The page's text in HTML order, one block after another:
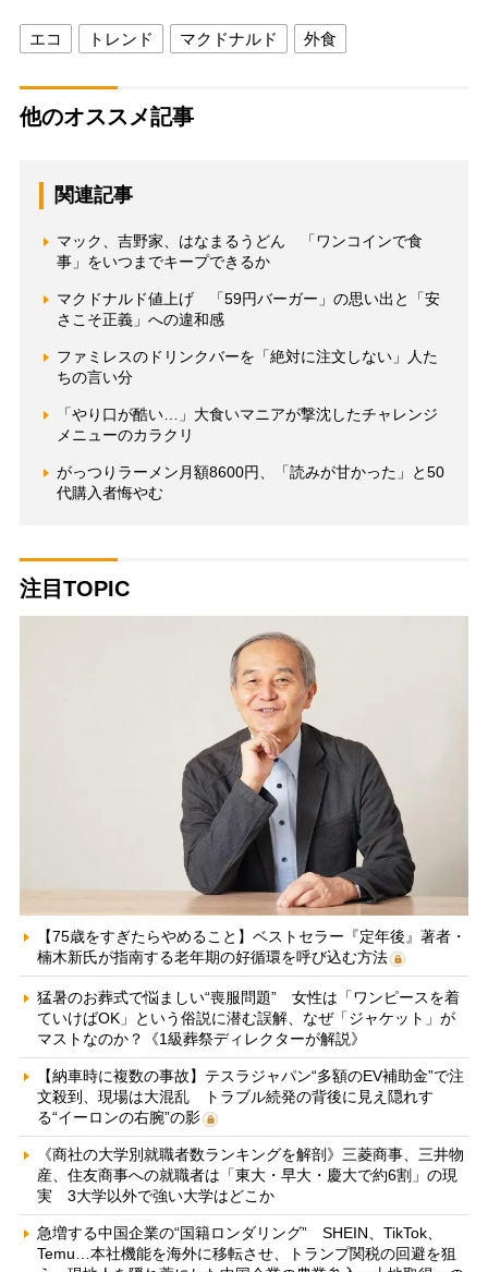
エコ トレンド マクドナルド 外食
他のオススメ記事
関連記事
マック、吉野家、はなまるうどん 「ワンコインで食
事」をいつまでキープできるか
マクドナルド値上げ 「59円バーガー」の思い出と「安
さこそ正義」への違和感
ファミレスのドリンクバーを「絶対に注文しない」人た
ちの言い分
「やり口が酷い…」大食いマニアが撃沈したチャレンジ
メニューのカラクリ
がっつりラーメン月額8600円、「読みが甘かった」と50
代購入者悔やむ
注目TOPIC
【75歳をすぎたらやめること】ベストセラー『定年後』著者・
楠木新氏が指南する老年期の好循環を呼び込む方法
猛暑のお葬式で悩ましい“喪服問題” 女性は「ワンピースを着
ていけばOK」という俗説に潜む誤解、なぜ「ジャケット」が
マストなのか？《1級葬祭ディレクターが解説》
【納車時に複数の事故】テスラジャパン“多額のEV補助金”で注
文殺到、現場は大混乱 トラブル続発の背後に見え隠れす
る“イーロンの右腕”の影
《商社の大学別就職者数ランキングを解剖》三菱商事、三井物
産、住友商事への就職者は「東大・早大・慶大で約6割」の現
実 3大学以外で強い大学はどこか
急増する中国企業の“国籍ロンダリング” SHEIN、TikTok、
Temu…本社機能を海外に移転させ、トランプ関税の回避を狙